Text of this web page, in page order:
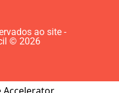
ao site -
© 2026